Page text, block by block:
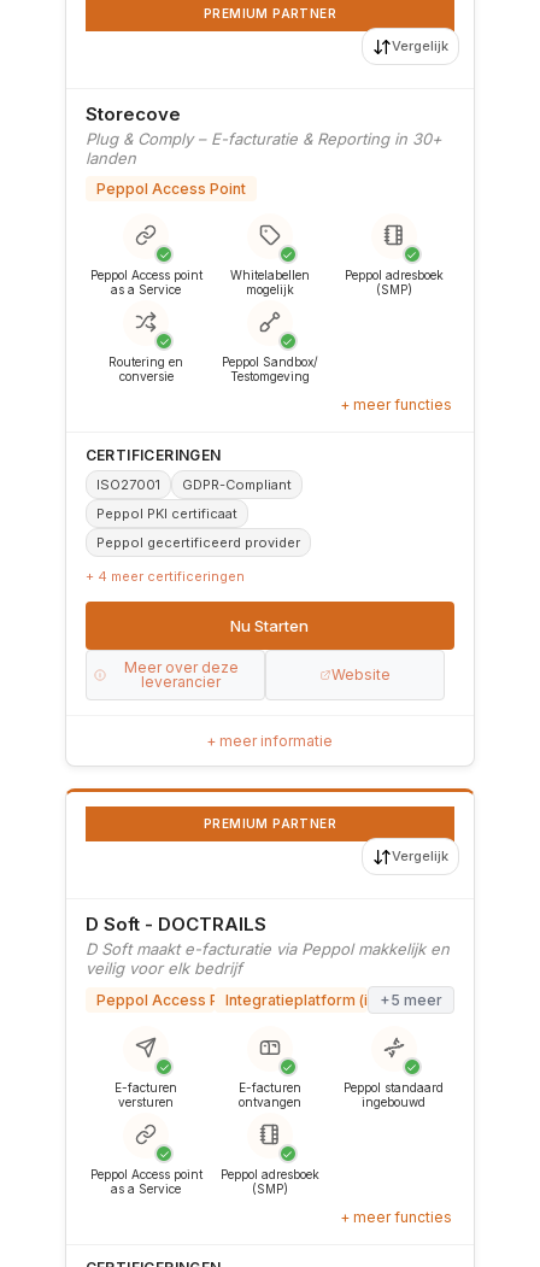
PREMIUM PARTNER
Storecove
Plug & Comply – E-facturatie & Reporting in 30+
landen
Peppol Access Point
✓
Peppol Access point
as a Service
✓
Whitelabellen
mogelijk
✓
Peppol adresboek
(SMP)
✓
Routering en
conversie
✓
Peppol Sandbox/
Testomgeving
+ meer functies
Vergelijk
CERTIFICERINGEN
ISO27001
GDPR-Compliant
Peppol PKI certificaat
Peppol gecertificeerd provider
+ 4 meer certificeringen
Nu Starten
Meer over deze
leverancier
Website
+ meer informatie
PREMIUM PARTNER
D Soft - DOCTRAILS
D Soft maakt e-facturatie via Peppol makkelijk en
veilig voor elk bedrijf
Peppol Access PointIntegratieplatform (iPaaS)+5 meer
✓
E-facturen
versturen
✓
E-facturen
ontvangen
✓
Peppol standaard
ingebouwd
✓
Peppol Access point
as a Service
✓
Peppol adresboek
(SMP)
+ meer functies
Vergelijk